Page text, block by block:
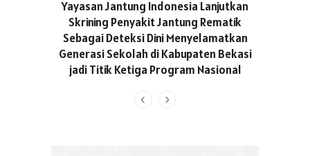
Yayasan Jantung Indonesia Lanjutkan
Skrining Penyakit Jantung Rematik
Sebagai Deteksi Dini Menyelamatkan
Generasi Sekolah di Kabupaten Bekasi
jadi Titik Ketiga Program Nasional